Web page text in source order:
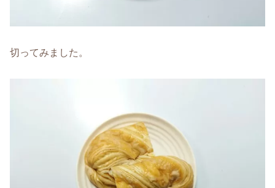
切ってみました。